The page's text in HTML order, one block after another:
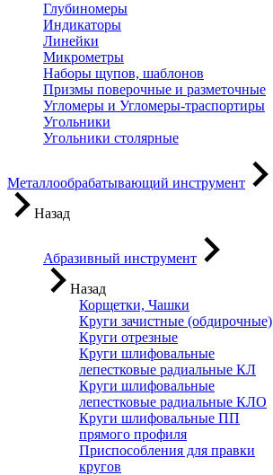
Глубиномеры
Индикаторы
Линейки
Микрометры
Наборы щупов, шаблонов
Призмы поверочные и разметочные
Угломеры и Угломеры-траспортиры
Угольники
Угольники столярные
Металлообрабатывающий инструмент
Назад
Абразивный инструмент
Назад
Корщетки, Чашки
Круги зачистные (обдирочные)
Круги отрезные
Круги шлифовальные
лепестковые радиальные КЛ
Круги шлифовальные
лепестковые радиальные КЛО
Круги шлифовальные ПП
прямого профиля
Приспособления для правки
кругов